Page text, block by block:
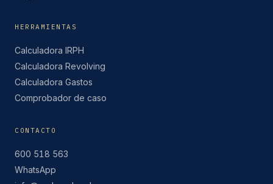
HERRAMIENTAS
Calculadora IRPH
Calculadora Revolving
Calculadora Gastos
Comprobador de caso
CONTACTO
600 518 563
WhatsApp